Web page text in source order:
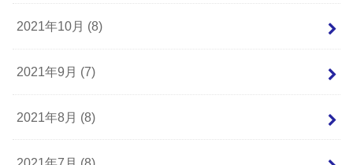
2021年10月 (8)
2021年9月 (7)
2021年8月 (8)